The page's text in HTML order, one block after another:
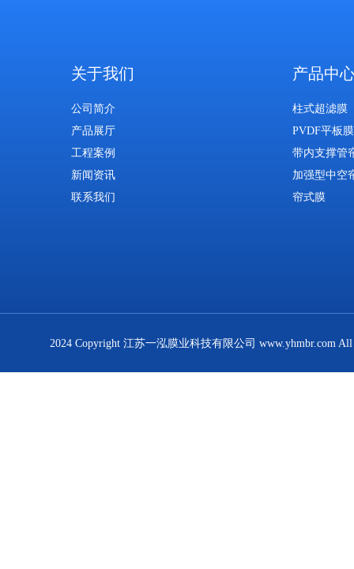
关于我们
公司简介
产品展厅
工程案例
新闻资讯
联系我们
产品中
柱式超滤膜
PVDF平板膜
带内支撑管
加强型中空
帘式膜
2024 Copyright 江苏一泓膜业科技有限公司 www.yhmbr.com